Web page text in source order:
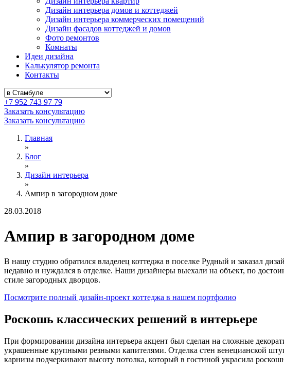
Дизайн интерьера домов и коттеджей
Дизайн интерьера коммерческих помещений
Дизайн фасадов коттеджей и домов
Фото ремонтов
Комнаты
Идеи дизайна
Калькулятор ремонта
Контакты
+7 952 743 97 79
Заказать консультацию
Заказать консультацию
Главная
»
Блог
»
Дизайн интерьера
»
Ампир в загородном доме
28.03.2018
Ампир в загородном доме
В нашу студию обратился владелец коттеджа в поселке Рудный и заказал
недавно и нуждался в отделке. Наши дизайнеры выехали на объект, по
стиле загородных дворцов.
Посмотрите полный дизайн-проект коттеджа в нашем портфолио
Роскошь классических решений в интерьере
При формировании дизайна интерьера акцент был сделан на сложные
украшенные крупными резными капителями. Отделка стен венецианской
карнизы подчеркивают высоту потолка, который в гостиной украсила